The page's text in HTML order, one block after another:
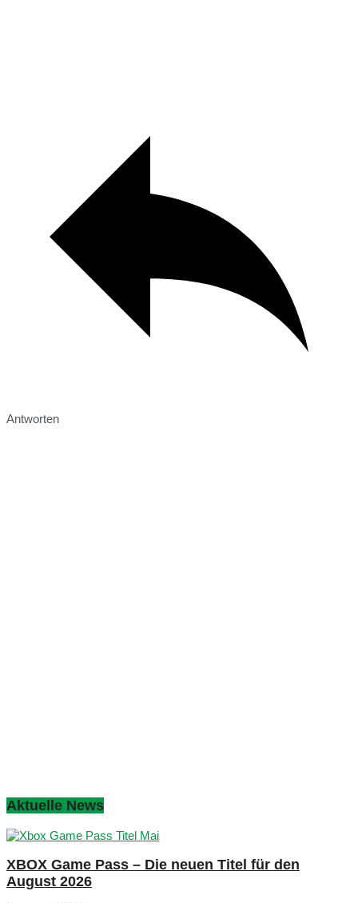
Antworten
Aktuelle News
XBOX Game Pass – Die neuen Titel für den
August 2026